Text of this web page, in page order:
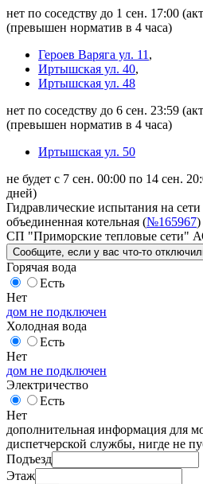
нет по соседству до 1 сен. 17:00
(превышен норматив в 4 часа)
Героев Варяга ул. 11 ,
Иртышская ул. 40,
Иртышская ул. 48
нет по соседству до 6 сен. 23:59
(превышен норматив в 4 часа)
Иртышская ул. 50
не будет с 7 сен. 00:00 по 14 сен.
дней)
Гидравлические испытания на
объединенная котельная (№165967)
СП "Приморские тепловые сети"
Сообщите , если у вас что-то
Горячая вода
Есть
Нет
дом не подключен
Холодная вода
Есть
Нет
дом не подключен
Электричество
Есть
Нет
дополнительная информация для
диспетчерской службы, нигде не
Подъезд
Этаж